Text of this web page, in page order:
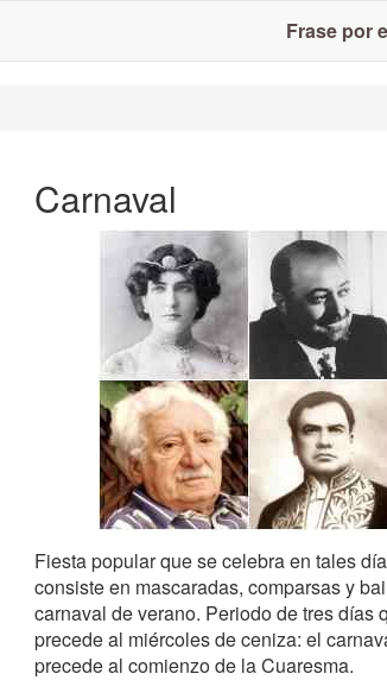
Frase por
Carnaval
Fiesta popular que se celebra en tales
consiste en mascaradas, comparsas y
carnaval de verano. Periodo de tres días
precede al miércoles de ceniza: el
precede al comienzo de la Cuaresma.